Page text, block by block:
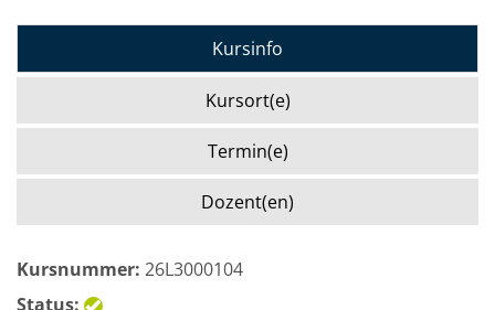
Kursinfo
Kursort(e)
Termin(e)
Dozent(en)
Kursnummer: 26L3000104
Status: